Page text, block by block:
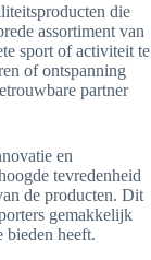
die
assortiment van
sport of activiteit te
of ontspanning
partner
en
tevredenheid
de producten. Dit
gemakkelijk
bieden heeft.